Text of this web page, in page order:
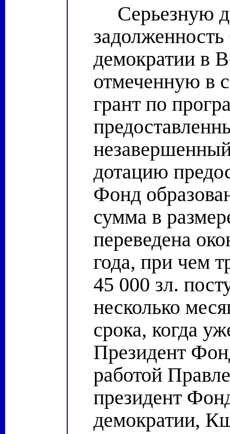
Серьезную
демократии в
отмеченную в
грант по
дотацию
Фонд
сумма в
переведена
года, при чем
45 000 зл.
несколько
срока, когда
Президент
работой
президент
демократии,